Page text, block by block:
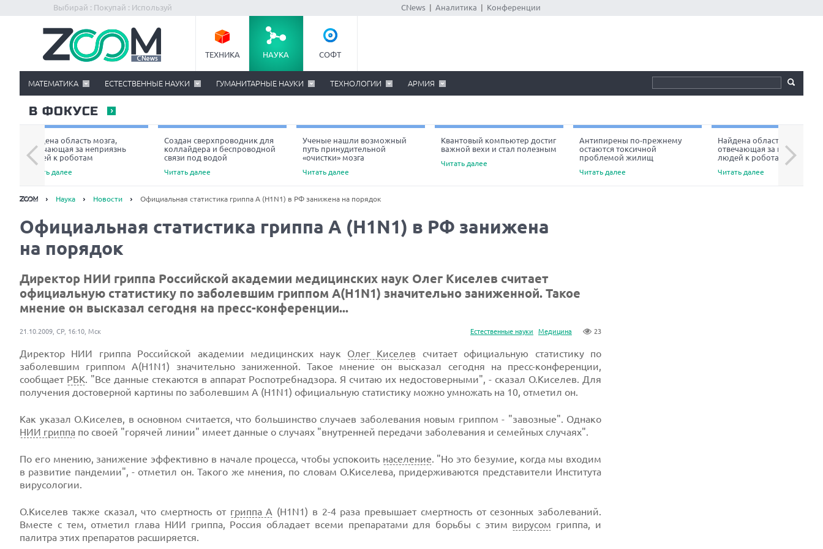
Выбирай : Покупай : Используй CNews Аналитика Конференции
ТЕХНИКА НАУКА СОФТ
МАТЕМАТИКА ЕСТЕСТВЕННЫЕ НАУКИ ГУМАНИТАРНЫЕ НАУКИ ТЕХНОЛОГИИ АРМИЯ
В ФОКУСЕ
Найдена область мозга,
отвечающая за неприязнь
людей к роботам
Читать далее
Создан сверхпроводник для
коллайдера и беспроводной
связи под водой
Читать далее
Ученые нашли возможный
путь принудительной
«очистки» мозга
Читать далее
Квантовый компьютер достиг
важной вехи и стал полезным
Читать далее
Антипирены по-прежнему
остаются токсичной
проблемой жилищ
Читать далее
Найдена область мозга,
отвечающая за неприязнь
людей к роботам
Читать далее
Next
Наука Новости Официальная статистика гриппа А (H1N1) в РФ занижена на порядок
Официальная статистика гриппа А (H1N1) в РФ занижена
на порядок
Директор НИИ гриппа Российской академии медицинских наук Олег Киселев считает
официальную статистику по заболевшим гриппом А(H1N1) значительно заниженной. Такое
мнение он высказал сегодня на пресс-конференции...
Естественные науки Медицина 23
21.10.2009, СР, 16:10, Мск
Директор НИИ гриппа Российской академии медицинских наук Олег Киселев считает официальную статистику по
заболевшим гриппом А(H1N1) значительно заниженной. Такое мнение он высказал сегодня на пресс-конференции,
сообщает РБК. "Все данные стекаются в аппарат Роспотребнадзора. Я считаю их недостоверными", - сказал О.Киселев. Для
получения достоверной картины по заболевшим А (H1N1) официальную статистику можно умножать на 10, отметил он.
Как указал О.Киселев, в основном считается, что большинство случаев заболевания новым гриппом - "завозные". Однако
НИИ гриппа по своей "горячей линии" имеет данные о случаях "внутренней передачи заболевания и семейных случаях".
По его мнению, занижение эффективно в начале процесса, чтобы успокоить население. "Но это безумие, когда мы входим
в развитие пандемии", - отметил он. Такого же мнения, по словам О.Киселева, придерживаются представители Института
вирусологии.
О.Киселев также сказал, что смертность от гриппа А (H1N1) в 2-4 раза превышает смертность от сезонных заболеваний.
Вместе с тем, отметил глава НИИ гриппа, Россия обладает всеми препаратами для борьбы с этим вирусом гриппа, и
палитра этих препаратов расширяется.